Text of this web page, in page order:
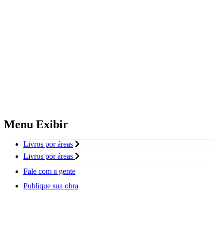
Menu Exibir
Livros por áreas
Livros por áreas
Fale com a gente
Publique sua obra